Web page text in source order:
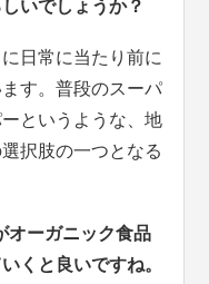
いでしょうか？
日常に当たり前に
す。普段のスーパ
というような、地
択肢の一つとなる
オーガニック食品
くと良いですね。